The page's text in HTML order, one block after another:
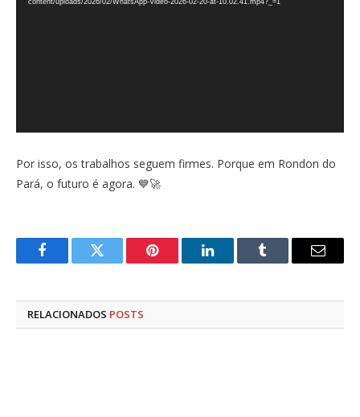
Por isso, os trabalhos seguem firmes. Porque em Rondon do
Pará, o futuro é agora. 💙🚀
FacebookTwitter Pinterest LinkedInTumblr
E-
RELACIONADOS POSTS